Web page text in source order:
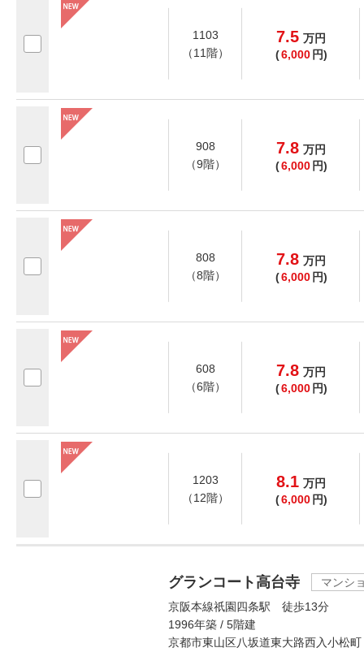
1103
（11階）
7.5 万円
(6,000 円)
908
（9階）
7.8 万円
(6,000 円)
808
（8階）
7.8 万円
(6,000 円)
608
（6階）
7.8 万円
(6,000 円)
1203
（12階）
8.1 万円
(6,000 円)
グランコート高台寺
マンシ
京阪本線祇園四条駅 徒歩13分
1996年築 / 5階建
京都市東山区八坂道東大路西入小松町